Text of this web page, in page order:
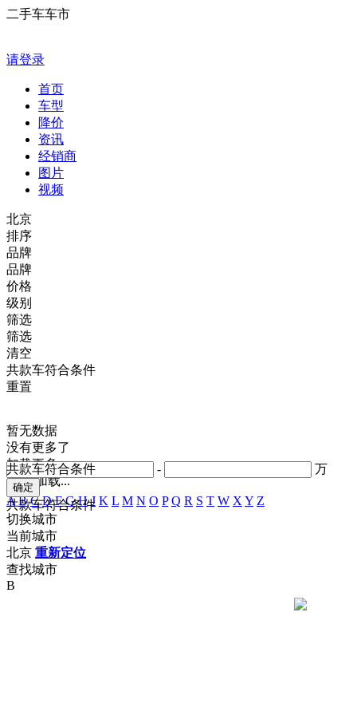
二手车车市
请登录
首页
车型
降价
资讯
经销商
图片
视频
北京
排序
品牌
品牌
价格
- 万
共款车符合条件
级别
共款车符合条件
筛选
筛选
清空
共款车符合条件
重置
暂无数据
没有更多了
加载更多
正在加载...
A B C D F G H J K L M N O P Q R S T W X Y Z
切换城市
当前城市
北京 重新定位
查找城市
B